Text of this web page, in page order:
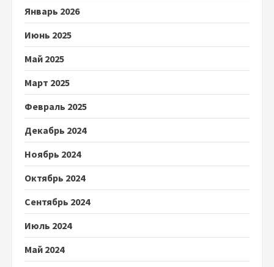
Январь 2026
Июнь 2025
Май 2025
Март 2025
Февраль 2025
Декабрь 2024
Ноябрь 2024
Октябрь 2024
Сентябрь 2024
Июль 2024
Май 2024